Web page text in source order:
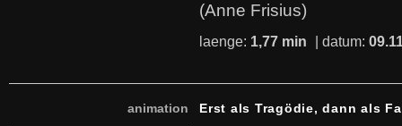
(Anne Frisius)
laenge: 1,77 min | datum:
animation Erst als Tragödie, dann als